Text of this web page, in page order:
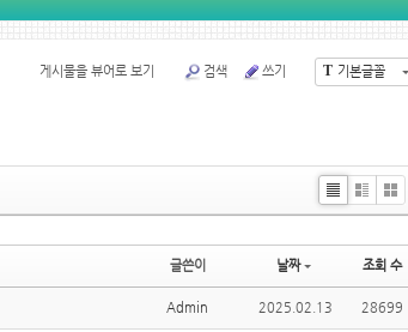
T 기본글꼴
게시물을 뷰어로 보기 검색 쓰기
Li
Zi
e
G
le
ry
글쓴이 날짜 조회 수
Admin 2025.02.13 28699